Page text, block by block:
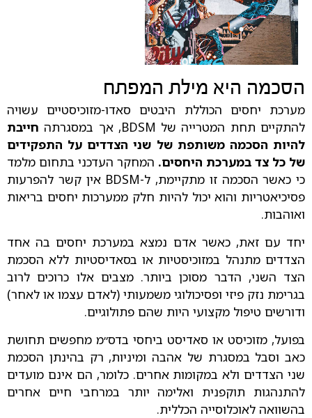
הסכמה היא מילת המפתח
מערכת יחסים הכוללת היבטים סאדו-מזוכיסטיים עשויה
להתקיים תחת המטרייה של BDSM, אך במסגרתה
חייבת
להיות הסכמה משותפת של שני הצדדים על התפקידים
של כל צד במערכת היחסים. המחקר העדכני בתחום מלמד
כי כאשר הסכמה זו מתקיימת, ל-BDSM אין קשר להפרעות
פסיכיאטריות והוא יכול להיות חלק ממערכות יחסים בריאות
ואוהבות.
יחד עם זאת, כאשר אדם נמצא במערכת יחסים בה אחד
הצדדים מתנהל במזוכיסטיות או בסאדיסטיות ללא הסכמת
הצד השני, הדבר מסוכן ביותר. מצבים אלו כרוכים לרוב
בגרימת נזק פיזי ופסיכולוגי משמעותי (לאדם עצמו או לאחר)
ודורשים טיפול מקצועי היות שהם פתולוגיים.
בפועל, מזוכיסט או סאדיסט ביחסי בדס״מ מחפשים תחושת
כאב וסבל במסגרת של אהבה ומיניות, רק בהינתן הסכמת
שני הצדדים ולא במקומות אחרים. כלומר, הם אינם מועדים
להתנהגות תוקפנית ואלימה יותר במרחבי חיים אחרים
בהשוואה לאוכלוסייה הכללית.